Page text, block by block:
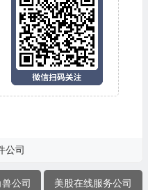
公司
公司 美股在线服务公司